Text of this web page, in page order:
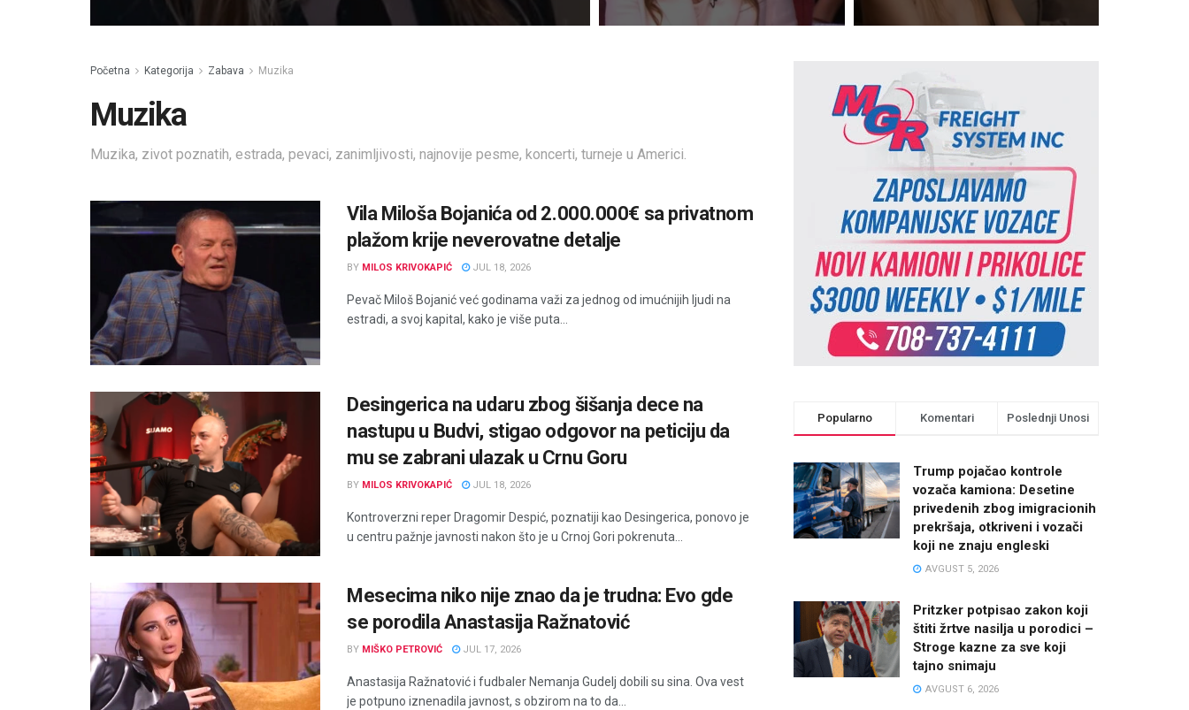
Početna Kategorija Zabava Muzika
Muzika
Muzika, zivot poznatih, estrada, pevaci, zanimljivosti, najnovije pesme, koncerti, turneje u Americi.
Vila Miloša Bojanića od 2.000.000€ sa privatnom
plažom krije neverovatne detalje
BY MILOS KRIVOKAPIĆ JUL 18, 2026
Pevač Miloš Bojanić već godinama važi za jednog od imućnijih ljudi na
estradi, a svoj kapital, kako je više puta...
Desingerica na udaru zbog šišanja dece na
nastupu u Budvi, stigao odgovor na peticiju da
mu se zabrani ulazak u Crnu Goru
BY MILOS KRIVOKAPIĆ JUL 18, 2026
Kontroverzni reper Dragomir Despić, poznatiji kao Desingerica, ponovo je
u centru pažnje javnosti nakon što je u Crnoj Gori pokrenuta...
Mesecima niko nije znao da je trudna: Evo gde
se porodila Anastasija Ražnatović
BY MIŠKO PETROVIĆ JUL 17, 2026
Anastasija Ražnatović i fudbaler Nemanja Gudelj dobili su sina. Ova vest
je potpuno iznenadila javnost, s obzirom na to da...
Popularno Komentari Poslednji Unosi
Trump pojačao kontrole
vozača kamiona: Desetine
privedenih zbog imigracionih
prekršaja, otkriveni i vozači
koji ne znaju engleski
AVGUST 5, 2026
Pritzker potpisao zakon koji
štiti žrtve nasilja u porodici –
Stroge kazne za sve koji
tajno snimaju
AVGUST 6, 2026